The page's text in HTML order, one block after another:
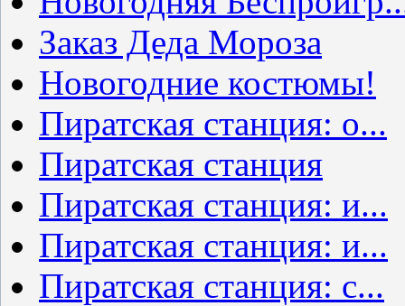
Заказ Деда Мороза
Новогодние костюмы!
Пиратская станция: о...
Пиратская станция
Пиратская станция: и...
Пиратская станция: и...
Пиратская станция: с...